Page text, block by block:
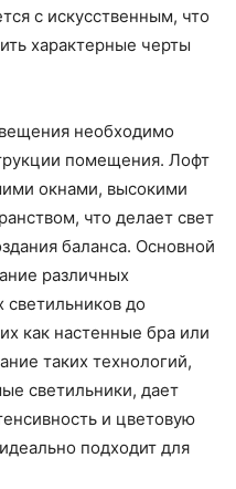
с искусственным, что
характерные черты
необходимо
помещения. Лофт
окнами, высокими
что делает свет
баланса. Основной
различных
светильников до
как настенные бра или
таких технологий,
светильники, дает
и цветовую
подходит для